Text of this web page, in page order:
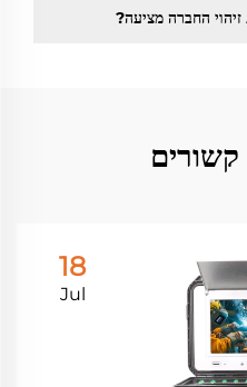
החברה מציעה?
18
Jul